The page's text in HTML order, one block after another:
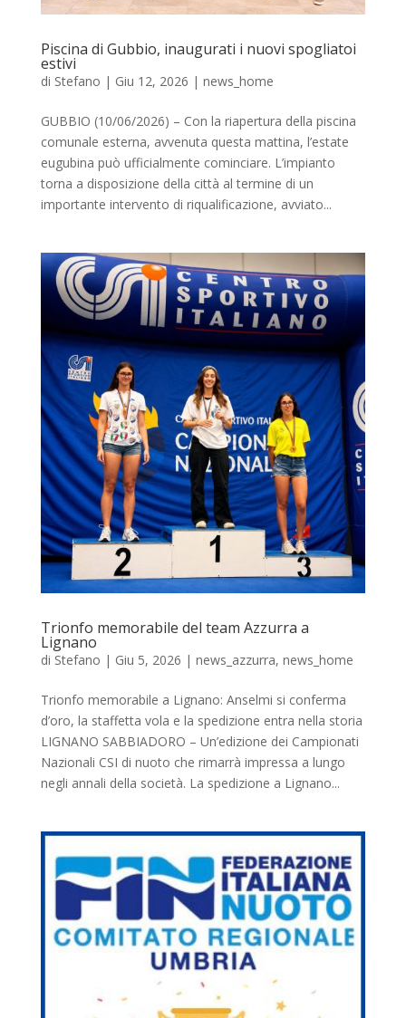
Piscina di Gubbio, inaugurati i nuovi spogliatoi
estivi
di Stefano | Giu 12, 2026 | news_home
GUBBIO (10/06/2026) – Con la riapertura della piscina
comunale esterna, avvenuta questa mattina, l’estate
eugubina può ufficialmente cominciare. L’impianto
torna a disposizione della città al termine di un
importante intervento di riqualificazione, avviato...
Trionfo memorabile del team Azzurra a
Lignano
di Stefano | Giu 5, 2026 | news_azzurra, news_home
Trionfo memorabile a Lignano: Anselmi si conferma
d’oro, la staffetta vola e la spedizione entra nella storia
LIGNANO SABBIADORO – Un’edizione dei Campionati
Nazionali CSI di nuoto che rimarrà impressa a lungo
negli annali della società. La spedizione a Lignano...